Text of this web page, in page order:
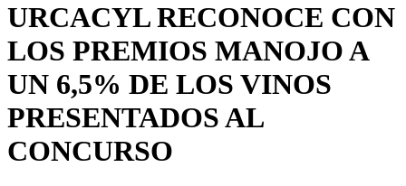
URCACYL RECONOCE CON
LOS PREMIOS MANOJO A
UN 6,5% DE LOS VINOS
PRESENTADOS AL
CONCURSO